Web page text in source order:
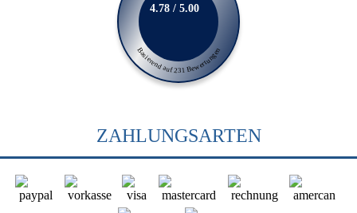
Basierend auf 231 Bewertungen
4.78 / 5.00
ZAHLUNGSARTEN